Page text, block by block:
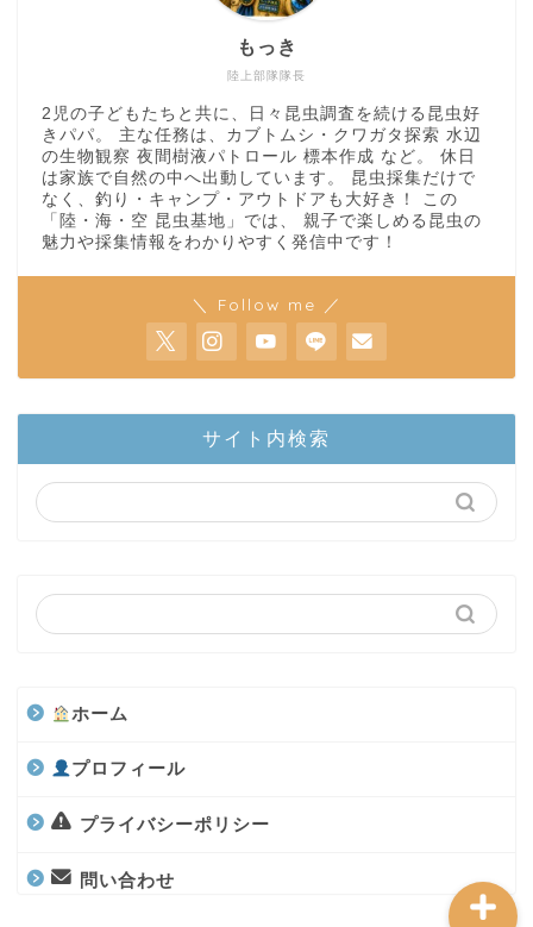
陸上部隊隊長
もっき
2児の子どもたちと共に、日々昆虫調査を続ける昆虫好
きパパ。 主な任務は、カブトムシ・クワガタ探索 水辺
の生物観察 夜間樹液パトロール 標本作成 など。 休日
は家族で自然の中へ出動しています。 昆虫採集だけで
なく、釣り・キャンプ・アウトドアも大好き！ この
「陸・海・空 昆虫基地」では、 親子で楽しめる昆虫の
魅力や採集情報をわかりやすく発信中です！
＼ Follow me ／
サイト内検索
ホーム
プロフィール
プライバシーポリシー
問い合わせ
陸上部隊
世界のカブトムシ